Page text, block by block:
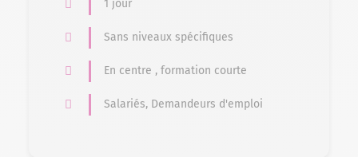
1 jour
Sans niveaux spécifiques
En centre , formation courte
Salariés, Demandeurs d'emploi